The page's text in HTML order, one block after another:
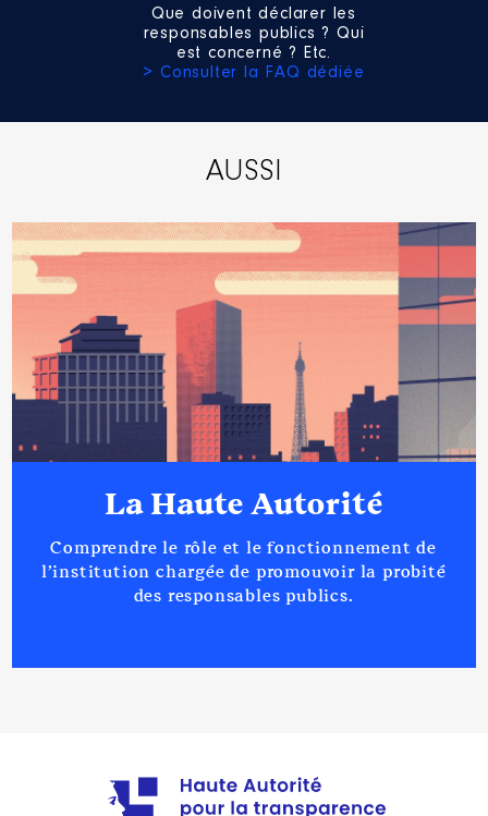
Numérique │ De : 07/2021 à
Rémunération ou gratification
0 €
2023
0 € Net
Que doivent déclarer les
responsables publics ? Qui
est concerné ? Etc.
> Consulter la FAQ dédiée
AUSSI
La Haute Autorité
Comprendre le rôle et le fonctionnement de
l’institution chargée de promouvoir la probité
des responsables publics.